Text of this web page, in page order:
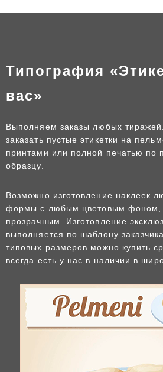
Типография
вас»
Выполняем заказы любых
заказать пустые этикетки на
принтами или полной печатью по
образцу.
Возможно изготовление наклеек
формы с любым цветовым фоном,
прозрачным. Изготовление
выполняется по шаблону
типовых размеров можно купить
всегда есть у нас в наличии в